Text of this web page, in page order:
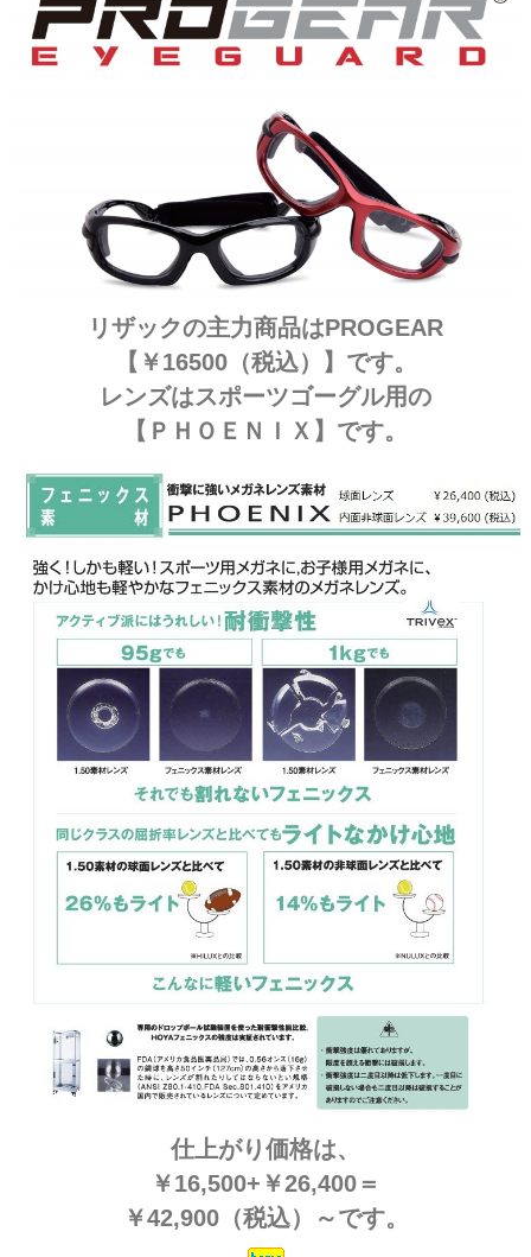
リザックの主力商品はPROGEAR
【￥16500（税込）】です。
レンズはスポーツゴーグル用の
【ＰＨＯＥＮＩＸ】です。
仕上がり価格は、
￥16,500+￥26,400＝
￥42,900（税込）～です。